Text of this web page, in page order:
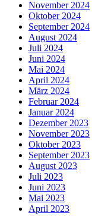
November 2024
Oktober 2024
September 2024
August 2024
Juli 2024
Juni 2024
Mai 2024
April 2024
März 2024
Februar 2024
Januar 2024
Dezember 2023
November 2023
Oktober 2023
September 2023
August 2023
Juli 2023
Juni 2023
Mai 2023
April 2023